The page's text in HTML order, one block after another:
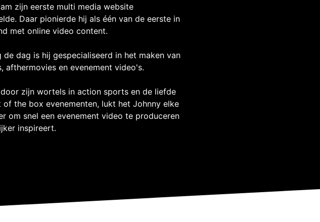
zijn eerste multi media website
Daar pionierde hij als één van de eerste in
met online video content.
de dag is hij gespecialiseerd in het maken van
afthermovies en evenement video's.
zijn wortels in action sports en de liefde
the box evenementen, lukt het Johnny elke
om snel een evenement video te produceren
inspireert.